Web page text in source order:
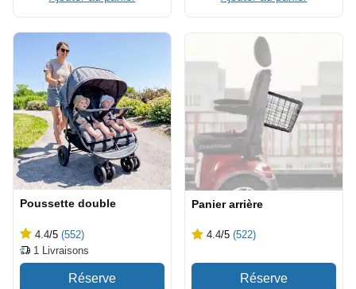
Poussette double
4.4/5 (552)
1 Livraisons
Panier arrière
4.4/5 (522)